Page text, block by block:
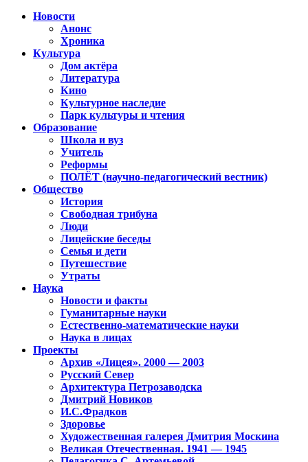
Новости
Анонс
Хроника
Культура
Дом актёра
Литература
Кино
Культурное наследие
Парк культуры и чтения
Образование
Школа и вуз
Учитель
Реформы
ПОЛЁТ (научно-педагогический вестник)
Общество
История
Свободная трибуна
Люди
Лицейские беседы
Семья и дети
Путешествие
Утраты
Наука
Новости и факты
Гуманитарные науки
Естественно-математические науки
Наука в лицах
Проекты
Архив «Лицея». 2000 — 2003
Русский Север
Архитектура Петрозаводска
Дмитрий Новиков
И.С.Фрадков
Здоровье
Художественная галерея Дмитрия Москина
Великая Отечественная. 1941 — 1945